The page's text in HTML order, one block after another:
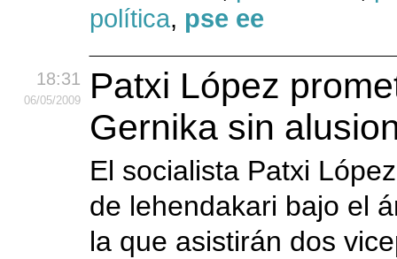
política, pse ee
18:31
06/05/2009
Patxi López
Gernika sin
El socialista Patxi
de lehendakari bajo el
la que asistirán dos